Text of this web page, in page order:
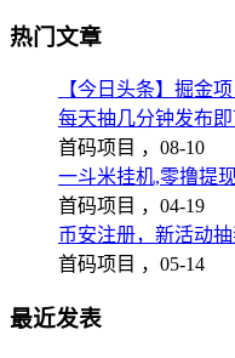
热门文章
【今日头条】掘金
每天抽几分钟发布即
首码项目 ， 08-10
一斗米挂机,零撸提
首码项目 ， 04-19
币安注册，新活动
首码项目 ， 05-14
最近发表